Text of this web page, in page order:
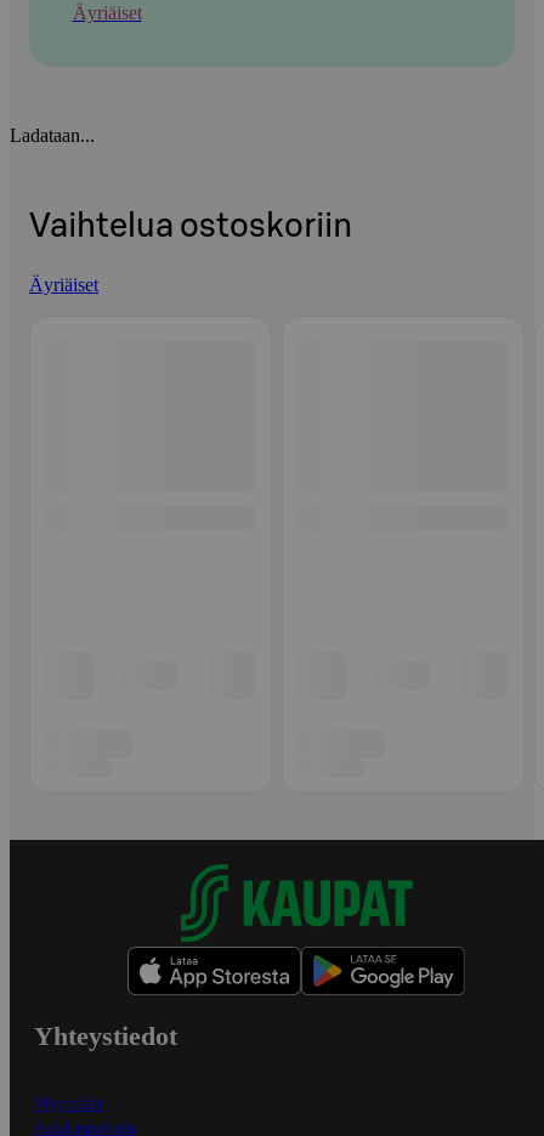
Äyriäiset
Ladataan...
Vaihtelua ostoskoriin
Äyriäiset
Yhteystiedot
Myymälät
Asiakaspalvelu